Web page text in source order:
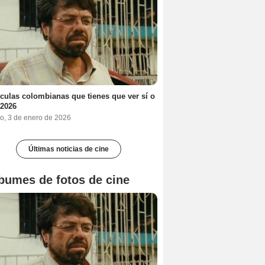
colombianas que tienes que ver sí o
3 de enero de 2026
Últimas noticias de cine
de fotos de cine